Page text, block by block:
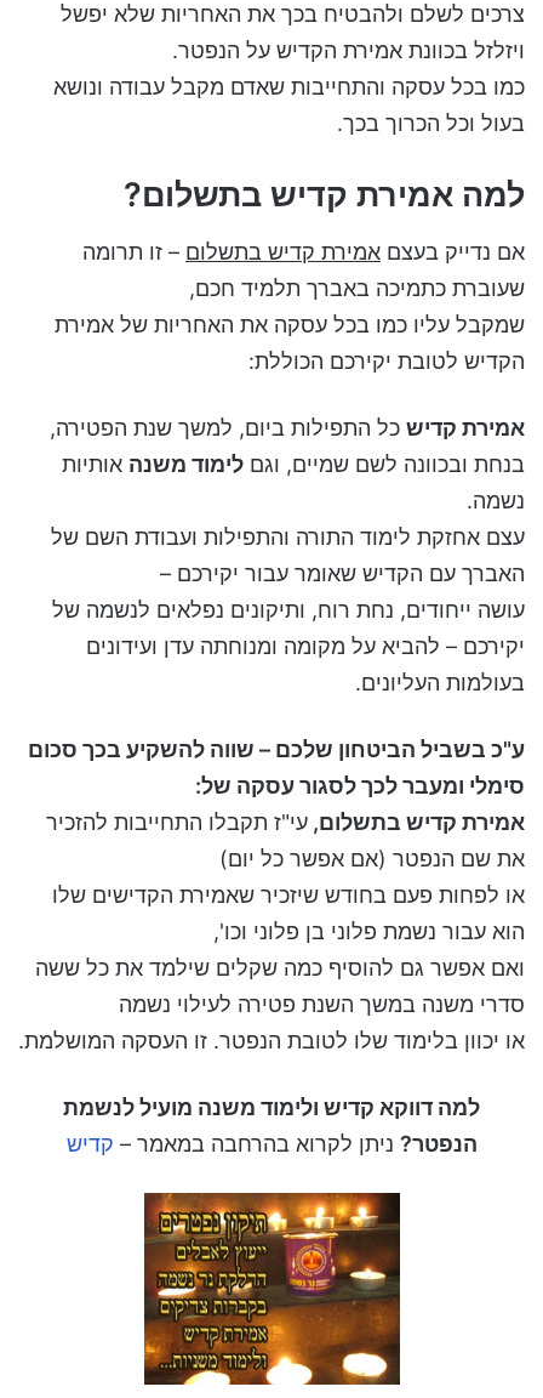
צרכים לשלם ולהבטיח בכך את האחריות שלא יפשל
ויזלזל בכוונת אמירת הקדיש על הנפטר.
כמו בכל עסקה והתחייבות שאדם מקבל עבודה ונושא
בעול וכל הכרוך בכך.
למה אמירת קדיש בתשלום?
אם נדייק בעצם אמירת קדיש בתשלום – זו תרומה
שעוברת כתמיכה באברך תלמיד חכם,
שמקבל עליו כמו בכל עסקה את האחריות של אמירת
הקדיש לטובת יקירכם הכוללת:
אמירת קדיש כל התפילות ביום, למשך שנת הפטירה,
בנחת ובכוונה לשם שמיים, וגם לימוד משנה אותיות
נשמה.
עצם אחזקת לימוד התורה והתפילות ועבודת השם של
האברך עם הקדיש שאומר עבור יקירכם –
עושה ייחודים, נחת רוח, ותיקונים נפלאים לנשמה של
יקירכם – להביא על מקומה ומנוחתה עדן ועידונים
בעולמות העליונים.
ע"כ בשביל הביטחון שלכם – שווה להשקיע בכך סכום
סימלי ומעבר לכך לסגור עסקה של:
אמירת קדיש בתשלום, עי"ז תקבלו התחייבות להזכיר
את שם הנפטר (אם אפשר כל יום)
או לפחות פעם בחודש שיזכיר שאמירת הקדישים שלו
הוא עבור נשמת פלוני בן פלוני וכו',
ואם אפשר גם להוסיף כמה שקלים שילמד את כל ששה
סדרי משנה במשך השנת פטירה לעילוי נשמה
או יכוון בלימוד שלו לטובת הנפטר. זו העסקה המושלמת.
למה דווקא קדיש ולימוד משנה מועיל לנשמת
הנפטר? ניתן לקרוא בהרחבה במאמר – קדיש